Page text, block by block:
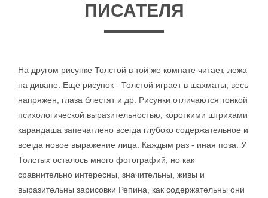
ПИСАТЕЛЯ
На другом рисунке Толстой в той же комнате читает, лежа
на диване. Еще рисунок - Толстой играет в шахматы, весь
напряжен, глаза блестят и др. Рисунки отличаются тонкой
психологической выразительностью; короткими штрихами
карандаша запечатлено всегда глубоко содержательное и
всегда новое выражение лица. Каждым раз - иная поза. У
Толстых осталось много фотографий, но как
сравнительно интересны, значительны, живы и
выразительны зарисовки Репина, как содержательны они